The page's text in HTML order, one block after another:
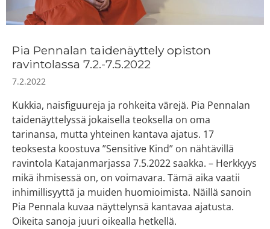
Pia Pennalan taidenäyttely opiston
ravintolassa 7.2.-7.5.2022
7.2.2022
Kukkia, naisfiguureja ja rohkeita värejä. Pia Pennalan
taidenäyttelyssä jokaisella teoksella on oma
tarinansa, mutta yhteinen kantava ajatus. 17
teoksesta koostuva ”Sensitive Kind” on nähtävillä
ravintola Katajanmarjassa 7.5.2022 saakka. – Herkkyys
mikä ihmisessä on, on voimavara. Tämä aika vaatii
inhimillisyyttä ja muiden huomioimista. Näillä sanoin
Pia Pennala kuvaa näyttelynsä kantavaa ajatusta.
Oikeita sanoja juuri oikealla hetkellä.